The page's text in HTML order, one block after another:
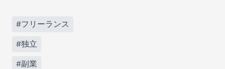
#フリーランス
#独立
#副業